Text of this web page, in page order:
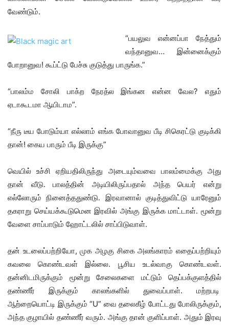
வேண்டும்.
“பயலுவ என்னப்பா நேத்தும்
வந்தானுவ… இன்னைக்கும்
போறானுவ! கூப்ட்டு பேச்சு குடுத்து பாருங்க.”
“பாலம்ம சோலி பாக்ற நேரத்ல இங்கன என்ன வேல? எதும்
ஏடாகூடமா ஆயிடாம”.
“நீரு டீய போடும்யா எல்லாம் எங்க போவானுவ பீடி சிகெரட்டு குடிக்கி
தான்! கைய பாரும் பீடி இருக்கு”
வெயில் உச்சி ஏறியதிலிருந்து அடையும்வவை பாலம்மைக்கு அது
தான் வீடு. பாலத்தின் அடியிலிருப்பதால் அந்த பெயர் என்று
எல்லோரும் நினைத்ததுண்டு. இரவானால் குடித்துவிட்டு யாரேனும்
தகராறு செய்யக்கூடுமென இரவில் அங்கு இருக்க மாட்டாள். மூன்று
வேளை சாப்பாடும் ஹோட்டலில் சாப்பிடுவாள்.
தன் உடலைப்பற்றியோ, முக அழகு சிகை அலங்காரம் எதைப்பற்றியும்
கவலை கொண்டவள் இல்லை. பூசிய உடல்வாகு கொண்டவள்.
தன்னிடமிருக்கும் மூன்று சேலைகளை மட்டும் தெப்பக்குளத்தில்
தண்ணீர் இருக்கும் காலங்களில் துவைப்பாள். மற்றபடி
ஆற்றையொட்டி இருக்கும் “U” வை தலைகீழ் போட்டது போலிருக்கும்,
அந்த குழாயில் தண்ணீர் வரும். அங்கு தான் குளிப்பாள். அதும் இரவு